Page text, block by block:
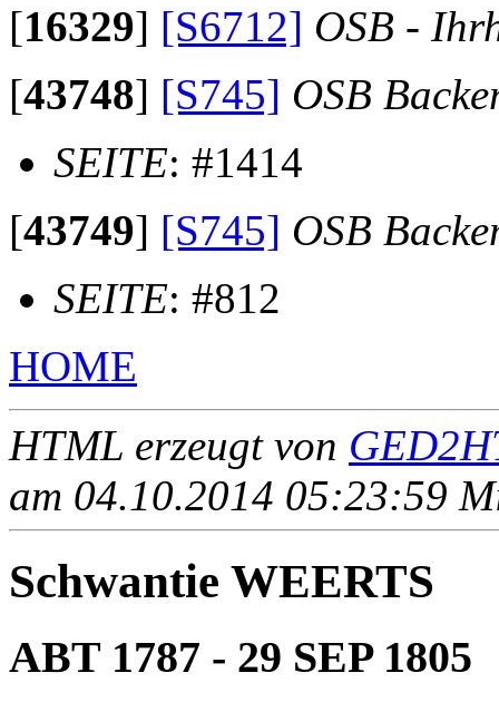
[16329] [S6712] OSB -
[43748] [S745] OSB
SEITE: #1414
[43749] [S745] OSB
SEITE: #812
HOME
HTML erzeugt von
am 04.10.2014 05:23:59
Schwantie WEERTS
ABT 1787 - 29 SEP 1805